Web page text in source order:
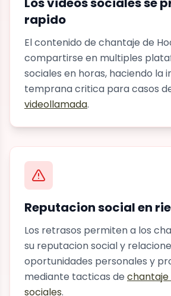
rapido
El contenido de chantaje de
compartirse en multiples
sociales en horas, haciendo la
temprana critica para casos
videollamada.
Reputacion social en
Los retrasos permiten a los
su reputacion social y
oportunidades personales y
mediante tacticas de chantaje
sociales.